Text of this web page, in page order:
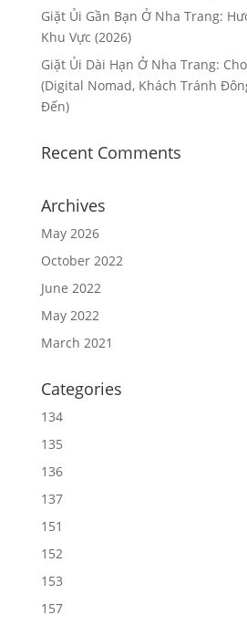
Giặt Ủi Gần Bạn Ở Nha Trang:
Khu Vực (2026)
Giặt Ủi Dài Hạn Ở Nha Trang:
(Digital Nomad, Khách Tránh
Đến)
Recent Comments
Archives
May 2026
October 2022
June 2022
May 2022
March 2021
Categories
134
135
136
137
151
152
153
157